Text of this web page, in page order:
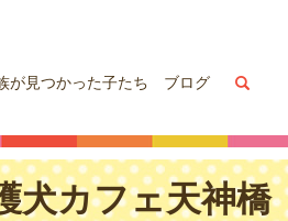
が見つかった子たち ブログ
犬カフェ天神橋